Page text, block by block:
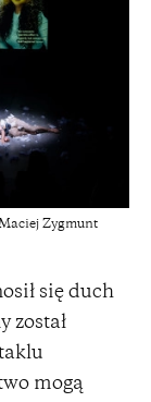
Zygmunt
się duch
został
mogą